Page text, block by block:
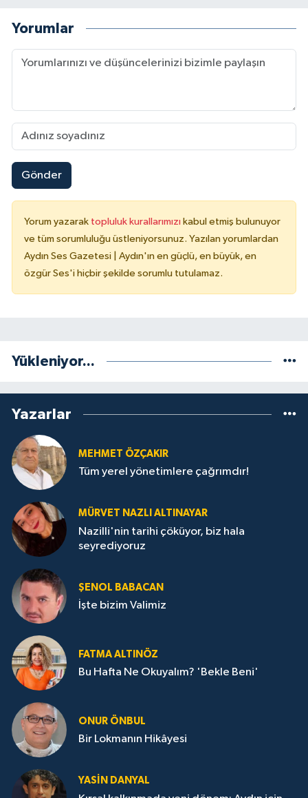
Yorumlar
Gönder
Yorum yazarak topluluk kurallarımızı kabul etmiş bulunuyor
ve tüm sorumluluğu üstleniyorsunuz. Yazılan yorumlardan
Aydın Ses Gazetesi | Aydın'ın en güçlü, en büyük, en
özgür Ses'i hiçbir şekilde sorumlu tutulamaz.
Yükleniyor...
Yazarlar
MEHMET ÖZÇAKIR
Tüm yerel yönetimlere çağrımdır!
MÜRVET NAZLI ALTINAYAR
Nazilli'nin tarihi çöküyor, biz hala
seyrediyoruz
ŞENOL BABACAN
İşte bizim Valimiz
FATMA ALTINÖZ
Bu Hafta Ne Okuyalım? 'Bekle Beni'
ONUR ÖNBUL
Bir Lokmanın Hikâyesi
YASIN DANYAL